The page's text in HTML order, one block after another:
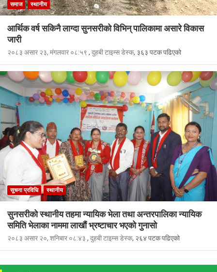
समाज स्थानीय
आर्थिक वर्ष सकिनै लाग्दा सुनसरीको विभिन् पालिकामा असारे विकास
जारी
२०८३ असार २३, मंगलवार ०८:५९ , दुहबी टाइम्स डेस्क, ३६३ पटक पढिएको
सूचना प्रविधि स्थानीय
सुनसरीको स्थानीय तहमा न्यायिक भेला तथा अन्तरपालिका न्यायिक
समिति भेलाका नाममा लाखौं भ्रष्टाचार भएको गुनासो
२०८३ असार २०, शनिबार ०८:४३ , दुहबी टाइम्स डेस्क, २६४ पटक पढिएको